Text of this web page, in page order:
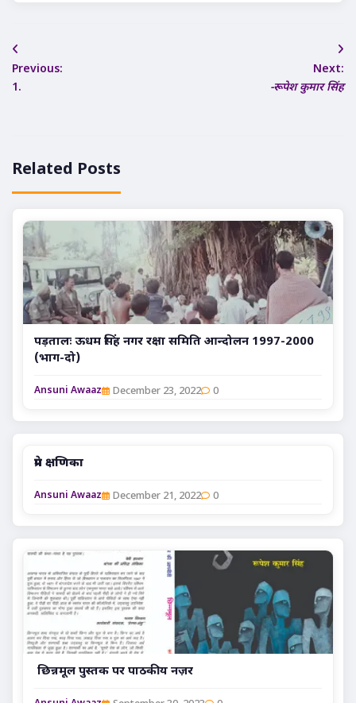
Post
navigation
Previous:
1.
Next:
-रूपेश कुमार सिंह
Related Posts
पड़तालः ऊधम सिंह नगर रक्षा समिति आन्दोलन 1997-2000
(भाग-दो)
Ansuni Awaaz December 23, 2022 0
प्रेम क्षणिका
Ansuni Awaaz December 21, 2022 0
छिन्नमूल पुस्तक पर पाठकीय नज़र